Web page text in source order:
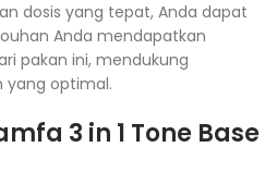
dosis yang tepat, Anda dapat
Anda mendapatkan
pakan ini, mendukung
yang optimal.
3 in 1 Tone Base